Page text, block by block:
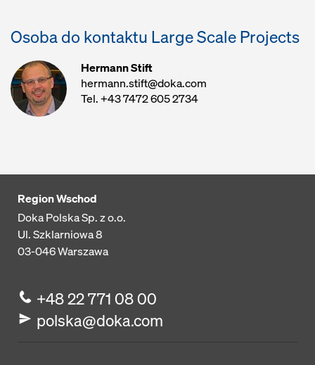
Osoba do kontaktu Large Scale Projects
Hermann Stift
hermann.stift@doka.com
Tel. +43 7472 605 2734
Region Wschod
Doka Polska Sp. z o.o.
Ul. Szklarniowa 8
03-046Warszawa
+48 22 771 08 00
polska@doka.com